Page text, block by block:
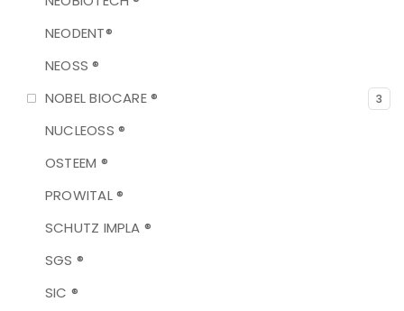
NEODENT®
NEOSS ®
NOBEL BIOCARE ®
3
NUCLEOSS ®
OSTEEM ®
PROWITAL ®
SCHUTZ IMPLA ®
SGS ®
SIC ®